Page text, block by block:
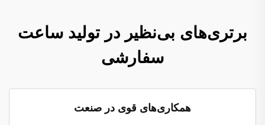
برتری‌های بی‌نظیر در تولید ساعت
سفارشی
همکاری‌های قوی در صنعت